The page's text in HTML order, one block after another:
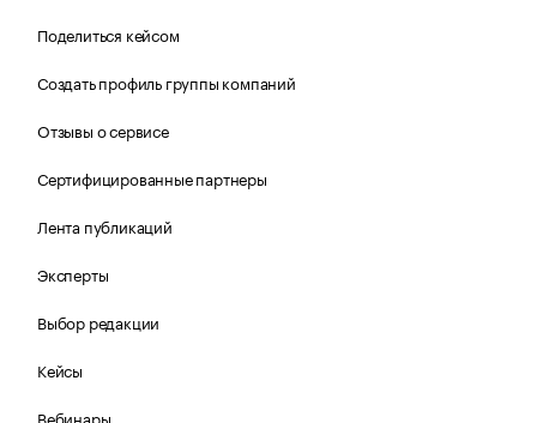
Поделиться кейсом
Создать профиль группы компаний
Отзывы о сервисе
Сертифицированные партнеры
Лента публикаций
Эксперты
Выбор редакции
Кейсы
Вебинары